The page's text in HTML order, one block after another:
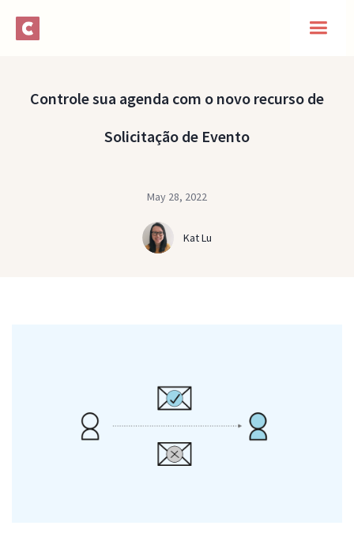
Controle sua agenda com o novo recurso de
Solicitação de Evento
May 28, 2022
Kat Lu